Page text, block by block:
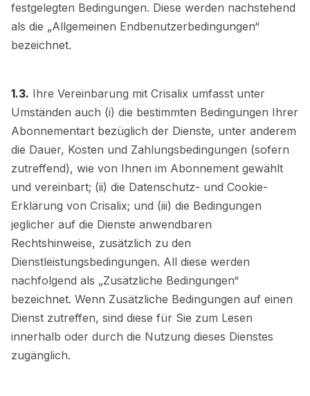
festgelegten Bedingungen. Diese werden nachstehend
als die „Allgemeinen Endbenutzerbedingungen“
bezeichnet.
1.3. Ihre Vereinbarung mit Crisalix umfasst unter
Umständen auch (i) die bestimmten Bedingungen Ihrer
Abonnementart bezüglich der Dienste, unter anderem
die Dauer, Kosten und Zahlungsbedingungen (sofern
zutreffend), wie von Ihnen im Abonnement gewählt
und vereinbart; (ii) die Datenschutz- und Cookie-
Erklärung von Crisalix; und (iii) die Bedingungen
jeglicher auf die Dienste anwendbaren
Rechtshinweise, zusätzlich zu den
Dienstleistungsbedingungen. All diese werden
nachfolgend als „Zusätzliche Bedingungen“
bezeichnet. Wenn Zusätzliche Bedingungen auf einen
Dienst zutreffen, sind diese für Sie zum Lesen
innerhalb oder durch die Nutzung dieses Dienstes
zugänglich.